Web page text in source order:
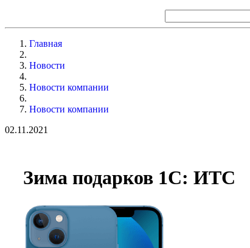
Главная
Новости
Новости компании
Новости компании
02.11.2021
Зима подарков 1С: ИТС